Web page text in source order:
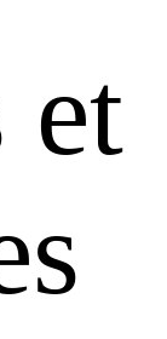
et